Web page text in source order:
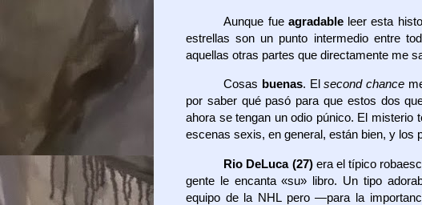
Aunque fue agradable leer esta
estrellas son un punto intermedio entre
aquellas otras partes que directamente me
Cosas buenas. Elsecond chance
por saber qué pasó para que estos dos
ahora se tengan un odio púnico. El misterio
escenas sexis, en general, están bien, y los
Rio DeLuca (27) era el típico
gente le encanta «su» libro. Un tipo
equipo de la NHL pero —para la